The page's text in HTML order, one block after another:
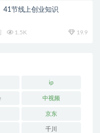
41节线上创业知识
1.5K 19.9
ip
中视频
京东
千川